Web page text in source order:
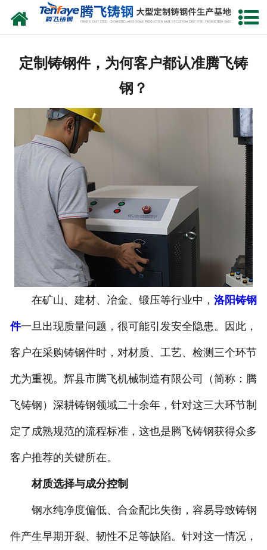
网站首页
新闻中心
联系我们
定制铸钢件，为何客户都认准腾飞铸
钢？
在矿山、建材、冶金、锻压等行业中， 洛阳铸钢
件一旦出现质量问题，很可能引发安全隐患。因此，
客户在采购铸钢件时，对材质、工艺、检测三个环节
尤为重视。辉县市腾飞机械制造有限公司（简称：腾
飞铸钢）深耕铸钢领域二十余年，针对这三大环节制
定了成熟规范的流程标准，这也是腾飞铸钢获得众多
客户推荐的关键所在。
材质选择与成分控制
钢水纯净度偏低、合金配比失衡，容易导致铸钢
件产生早期开裂、韧性不足等缺陷。针对这一情况，